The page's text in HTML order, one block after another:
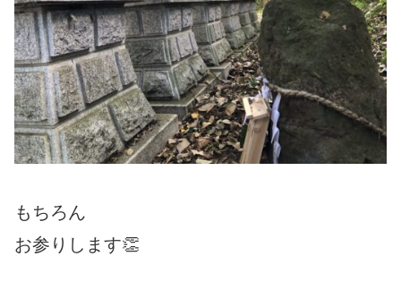
もちろん
お参りします👏